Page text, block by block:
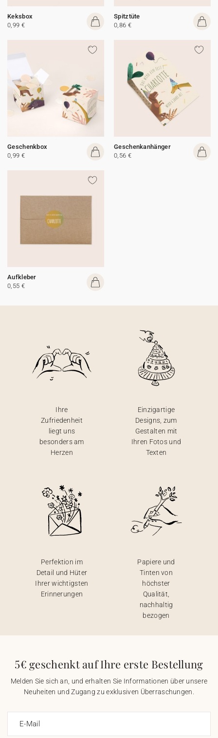
Keksbox
0,99 €
Spitztüte
0,86 €
Geschenkbox
0,99 €
Geschenkanhänger
0,56 €
Aufkleber
0,55 €
Ihre
Zufriedenheit
liegt uns
besonders am
Herzen
Einzigartige
Designs, zum
Gestalten mit
Ihren Fotos und
Texten
Perfektion im
Detail und Hüter
Ihrer wichtigsten
Erinnerungen
Papiere und
Tinten von
höchster
Qualität,
nachhaltig
bezogen
5€ geschenkt auf Ihre erste Bestellung
Melden Sie sich an, und erhalten Sie Informationen über unsere
Neuheiten und Zugang zu exklusiven Überraschungen.
E-Mail